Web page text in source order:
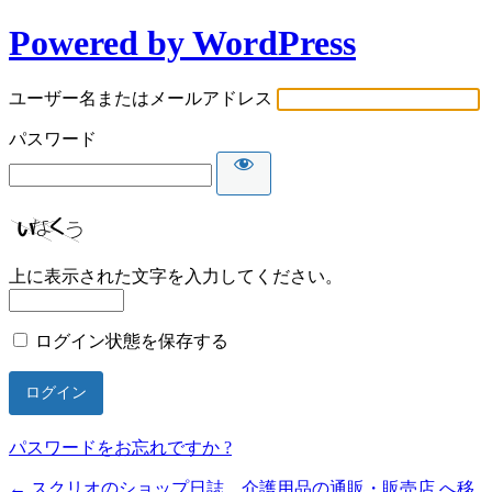
Powered by WordPress
ユーザー名またはメールアドレス
パスワード
上に表示された文字を入力してください。
ログイン状態を保存する
パスワードをお忘れですか ?
← スクリオのショップ日誌 介護用品の通販・販売店 へ移